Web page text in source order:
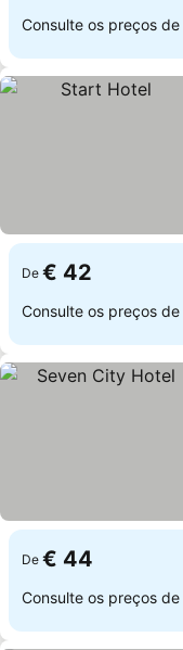
Consulte os preços de
De € 42
Consulte os preços de
De € 44
Consulte os preços de